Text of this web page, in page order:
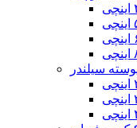
سیلندر